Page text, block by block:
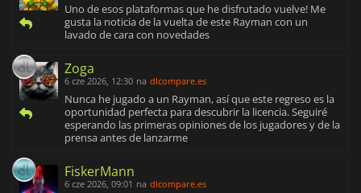
Uno de esos plataformas que he disfrutado vuelve! Me
gusta la noticia de la vuelta de este Rayman con un
lavado de cara con novedades
Zoga
6 cze 2026, 12:30 na dlcompare.es
Nunca he jugado a un Rayman, así que este regreso es la
oportunidad perfecta para descubrir la licencia. Seguiré
esperando las primeras opiniones de los jugadores y de la
prensa antes de lanzarme
FiskerMann
6 cze 2026, 09:01 na dlcompare.es